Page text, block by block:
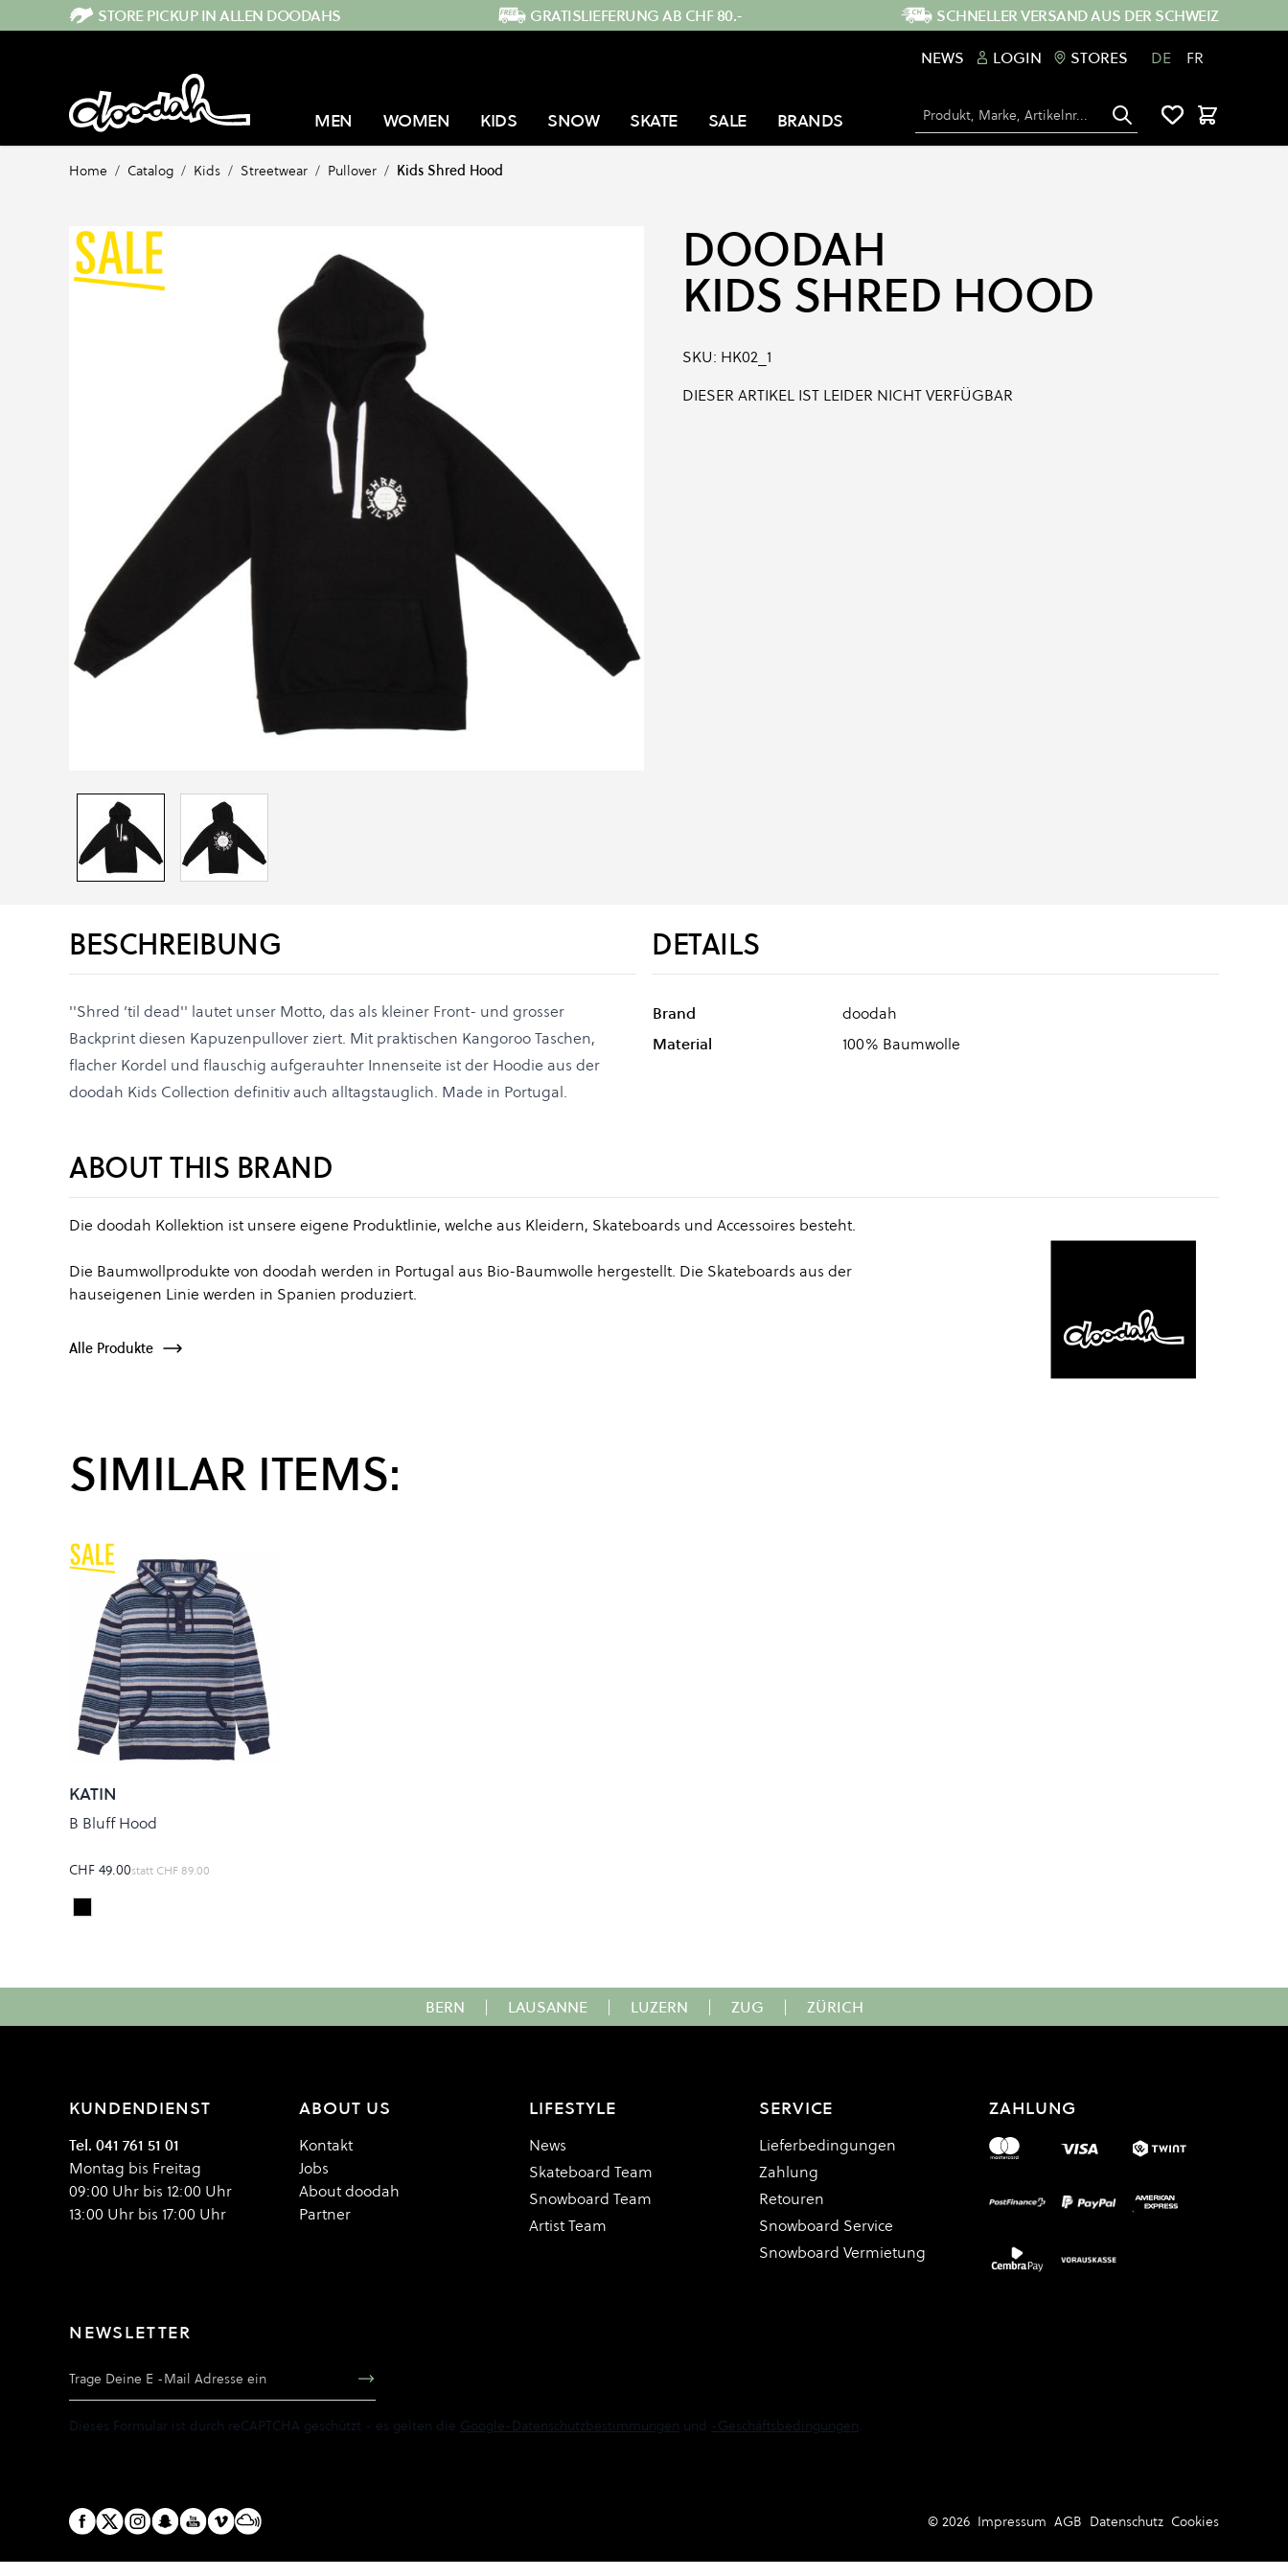
Direkt zum InhaltSTORE PICKUP IN ALLEN DOODAHS GRATISLIEFERUNG AB CHF 80.-
SCHNELLER VERSAND AUS DER SCHWEIZ
NEWS
LOGIN STORES DE FR
MEN WOMEN KIDS SNOW SKATE SALE BRANDS Suche Warenkorb
Home / Catalog / Kids / Streetwear / Pullover / Kids Shred Hood
DOODAH
KIDS SHRED HOOD
SKU: HK02_1
DIESER ARTIKEL IST LEIDER NICHT VERFÜGBAR
BESCHREIBUNG
''Shred ’til dead'' lautet unser Motto, das als kleiner Front- und grosser
Backprint diesen Kapuzenpullover ziert. Mit praktischen Kangoroo Taschen,
flacher Kordel und flauschig aufgerauhter Innenseite ist der Hoodie aus der
doodah Kids Collection definitiv auch alltagstauglich. Made in Portugal.
DETAILS
Brand
doodah
Material
100% Baumwolle
ABOUT THIS BRAND
Die doodah Kollektion ist unsere eigene Produktlinie, welche aus Kleidern, Skateboards und Accessoires besteht.
Die Baumwollprodukte von doodah werden in Portugal aus Bio-Baumwolle hergestellt. Die Skateboards aus der
hauseigenen Linie werden in Spanien produziert.
Alle Produkte
SIMILAR ITEMS:
KATIN
B Bluff Hood
CHF 49.00statt CHF 89.00
Colour
Black Wash
BERN | LAUSANNE | LUZERN | ZUG | ZÜRICH
KUNDENDIENST
Tel. 041 761 51 01
Montag bis Freitag
09:00 Uhr bis 12:00 Uhr
13:00 Uhr bis 17:00 Uhr
ABOUT US
Kontakt
Jobs
About doodah
Partner
LIFESTYLE
News
Skateboard Team
Snowboard Team
Artist Team
SERVICE
Lieferbedingungen
Zahlung
Retouren
Snowboard Service
Snowboard Vermietung
ZAHLUNG
NEWSLETTER
Dieses Formular ist durch reCAPTCHA geschützt - es gelten die Google-Datenschutzbestimmungen und -Geschäftsbedingungen.
© 2026 Impressum AGB Datenschutz Cookies